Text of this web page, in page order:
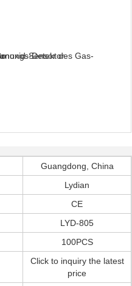
Guangdong, China
Lydian
CE
LYD-805
100PCS
Click to inquiry the latest
price